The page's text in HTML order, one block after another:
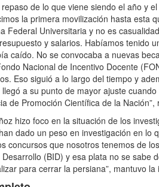
de lo que viene siendo el año y
la primera movilización hasta esta
Federal Universitaria y no es
y salarios. Habíamos tenido
caído. No se convocaba a nuevas
Nacional de Incentivo Docente
Eso siguió a lo largo del tiempo y
a su punto de mayor ajuste
de Promoción Científica de la Nación”,
hizo foco en la situación de los
dado un peso en investigación en
concursos que nosotros tenemos de
(BID) y esa plata no se sabe
para cerrar la persiana”, mantuvo la